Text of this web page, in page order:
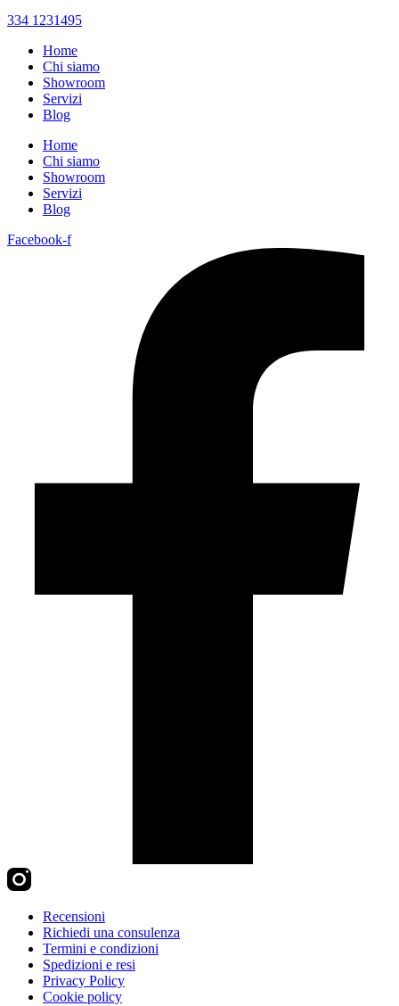
334 1231495
Home
Chi siamo
Showroom
Servizi
Blog
Home
Chi siamo
Showroom
Servizi
Blog
Facebook-f
Recensioni
Richiedi una consulenza
Termini e condizioni
Spedizioni e resi
Privacy Policy
Cookie policy